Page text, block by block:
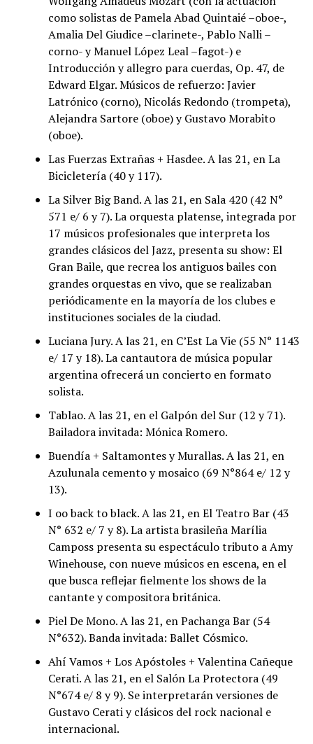
como solistas de Pamela Abad Quintaié –oboe-,
Amalia Del Giudice –clarinete-, Pablo Nalli –
corno- y Manuel López Leal –fagot-) e
Introducción y allegro para cuerdas, Op. 47, de
Edward Elgar. Músicos de refuerzo: Javier
Latrónico (corno), Nicolás Redondo (trompeta),
Alejandra Sartore (oboe) y Gustavo Morabito
(oboe).
Las Fuerzas Extrañas + Hasdee. A las 21, en La
Bicicletería (40 y 117).
La Silver Big Band. A las 21, en Sala 420 (42 N°
571 e/ 6 y 7). La orquesta platense, integrada por
17 músicos profesionales que interpreta los
grandes clásicos del Jazz, presenta su show: El
Gran Baile, que recrea los antiguos bailes con
grandes orquestas en vivo, que se realizaban
periódicamente en la mayoría de los clubes e
instituciones sociales de la ciudad.
Luciana Jury. A las 21, en C’Est La Vie (55 N° 1143
e/ 17 y 18). La cantautora de música popular
argentina ofrecerá un concierto en formato
solista.
Tablao. A las 21, en el Galpón del Sur (12 y 71).
Bailadora invitada: Mónica Romero.
Buendía + Saltamontes y Murallas. A las 21, en
Azulunala cemento y mosaico (69 N°864 e/ 12 y
13).
I oo back to black. A las 21, en El Teatro Bar (43
N° 632 e/ 7 y 8). La artista brasileña Marília
Camposs presenta su espectáculo tributo a Amy
Winehouse, con nueve músicos en escena, en el
que busca reflejar fielmente los shows de la
cantante y compositora británica.
Piel De Mono. A las 21, en Pachanga Bar (54
N°632). Banda invitada: Ballet Cósmico.
Ahí Vamos + Los Apóstoles + Valentina Cañeque
Cerati. A las 21, en el Salón La Protectora (49
N°674 e/ 8 y 9). Se interpretarán versiones de
Gustavo Cerati y clásicos del rock nacional e
internacional.